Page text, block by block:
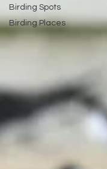
Birding Spots
Birding Places